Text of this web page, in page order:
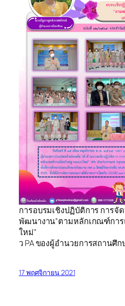
การอบรมเชิงปฏิบัติการ การจั
พัฒนางาน”ตามหลักเกณฑ์กา
ใหม่”
ว PA ของผู้อำนวยการสถานศึก
17 พฤศจิกายน 2021